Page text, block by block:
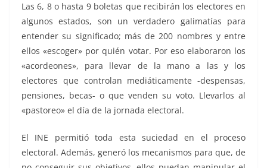
Las 6, 8 o hasta 9 boletas que recibirán los electores en
algunos estados, son un verdadero galimatías para
entender su significado; más de 200 nombres y entre
ellos «escoger» por quién votar. Por eso elaboraron los
«acordeones», para llevar de la mano a las y los
electores que controlan mediáticamente -despensas,
pensiones, becas- o que venden su voto. Llevarlos al
«pastoreo» el día de la jornada electoral.
El INE permitió toda esta suciedad en el proceso
electoral. Además, generó los mecanismos para que, de